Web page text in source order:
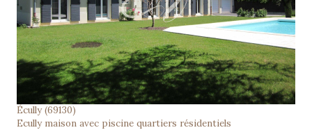
voir le bien
Écully (69130)
Ecully maison avec piscine quartiers résidentiels